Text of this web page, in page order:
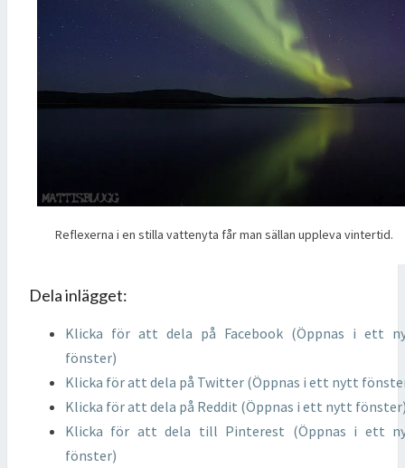
Reflexerna i en stilla vattenyta får man sällan uppleva vintertid.
Dela inlägget:
Klicka för att dela på Facebook (Öppnas i ett
fönster)
Klicka för att dela på Twitter (Öppnas i ett nytt
Klicka för att dela på Reddit (Öppnas i ett nytt
Klicka för att dela till Pinterest (Öppnas i ett
fönster)